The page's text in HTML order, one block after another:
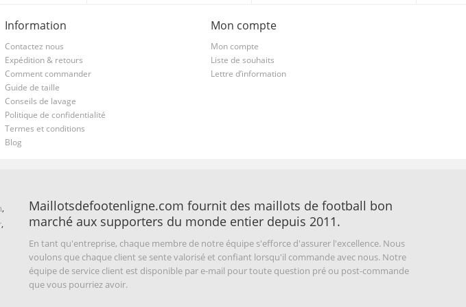
Information
Contactez nous
Expédition & retours
Comment commander
Guide de taille
Conseils de lavage
Politique de confidentialité
Termes et conditions
Blog
Mon compte
Mon compte
Liste de souhaits
Lettre d’information
,
,
Maillotsdefootenligne.com fournit des maillots de football bon
marché aux supporters du monde entier depuis 2011.
En tant qu'entreprise, chaque membre de notre équipe s'efforce d'assurer l'excellence. Nous
voulons que chaque client se sente valorisé et confiant lorsqu'il commande avec nous. Notre
équipe de service client est disponible par e-mail pour toute question pré ou post-commande
que vous pourriez avoir.